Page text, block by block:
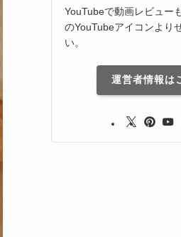
YouTubeで動画レビュー
のYouTubeアイコンより
い。
運営者情報は